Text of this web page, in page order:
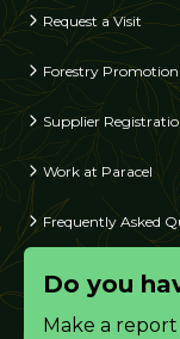
Request a Visit
Forestry
Supplier
Work at Paracel
Frequently Asked
Do you
Make a